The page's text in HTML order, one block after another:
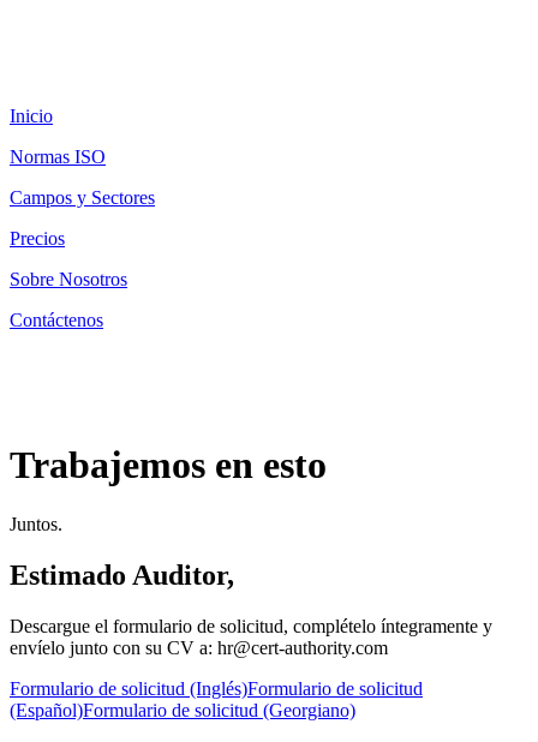
Inicio
Normas ISO
Campos y Sectores
Precios
Sobre Nosotros
Contáctenos
Trabajemos en esto
Juntos.
Estimado Auditor,
Descargue el formulario de solicitud, complételo íntegramente y
envíelo junto con su CV a: hr@cert-authority.com
Formulario de solicitud (Inglés)Formulario de solicitud
(Español)Formulario de solicitud (Georgiano)